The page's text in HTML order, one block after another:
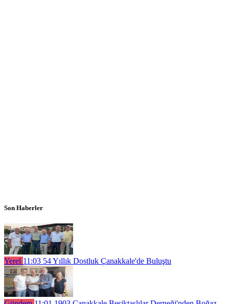
Son Haberler
Yerel 11:03 54 Yıllık Dostluk Çanakkale'de Buluştu